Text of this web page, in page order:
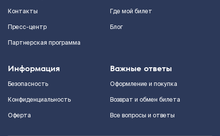
Контакты
Пресс-центр
Партнерская программа
Где мой билет
Блог
Информация
Безопасность
Конфиденциальность
Оферта
Важные ответы
Оформление и покупка
Возврат и обмен билета
Все вопросы и ответы